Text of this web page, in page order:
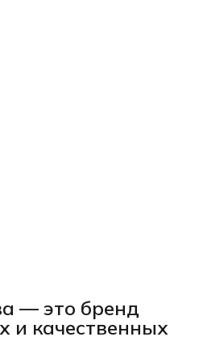
— это бренд
и качественных